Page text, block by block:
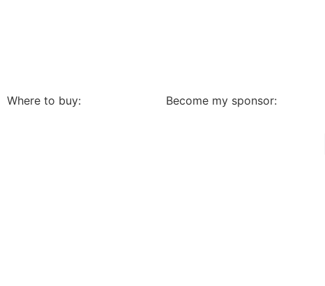
Where to buy: Become my sponsor: